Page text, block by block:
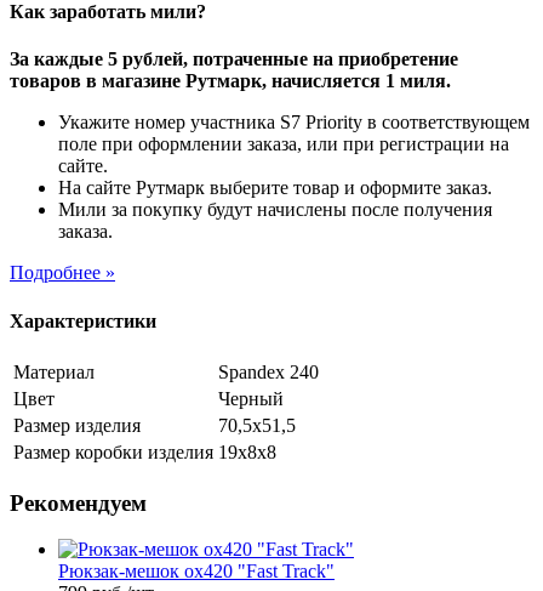
Как заработать мили?
За каждые 5 рублей, потраченные на приобретение
товаров в магазине Рутмарк, начисляется 1 миля.
Укажите номер участника S7 Priority в соответствующем
поле при оформлении заказа, или при регистрации на
сайте.
На сайте Рутмарк выберите товар и оформите заказ.
Мили за покупку будут начислены после получения
заказа.
Подробнее »
Характеристики
Материал
Spandex 240
Цвет
Черный
Размер изделия
70,5х51,5
Размер коробки изделия 19х8х8
Рекомендуем
Рюкзак-мешок ox420 "Fast Track"